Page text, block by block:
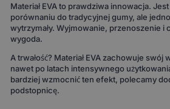
Materiał EVA to prawdziwa innowacja.
porównaniu do tradycyjnej gumy, ale
wytrzymały. Wyjmowanie, przenoszenie i
wygoda.
A trwałość? Materiał EVA zachowuje swój
nawet po latach intensywnego
bardziej wzmocnić ten efekt, polecamy
podstopnicę.